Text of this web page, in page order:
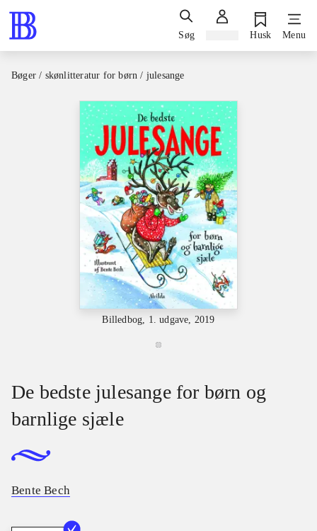
Søg Husk Menu
Bøger / skønlitteratur for børn / julesange
Billedbog, 1. udgave, 2019
De bedste julesange for børn og
barnlige sjæle
Bente Bech